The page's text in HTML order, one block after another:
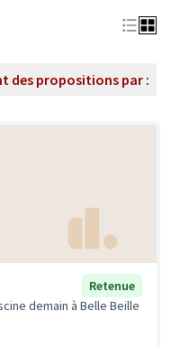
des propositions par :
Retenue
demain à Belle Beille